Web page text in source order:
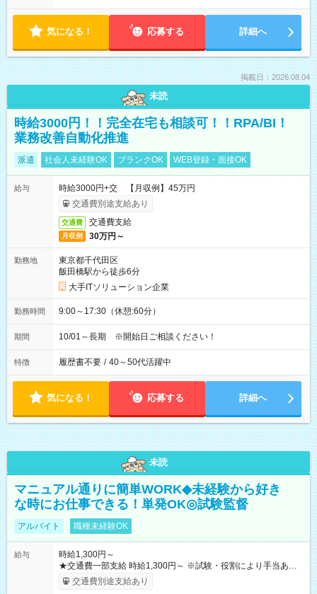
気になる！ 応募する 詳細へ
掲載日：2026.08.04
未読
時給3000円！！完全在宅も相談可！！RPA/BI！
業務改善自動化推進
派遣 社会人未経験OK ブランクOK WEB登録・面接OK
給与
時給3000円+交 【月収例】45万円
交通費別途支給あり
交通費 交通費支給
月収例 30万円～
勤務地
東京都千代田区
飯田橋駅から徒歩6分
大手ITソリューション企業
勤務時間 9:00～17:30（休憩:60分）
期間 10/01～長期 ※開始日ご相談ください！
特徴 履歴書不要 / 40～50代活躍中
気になる！ 応募する 詳細へ
未読
マニュアル通りに簡単WORK◆未経験から好き
な時にお仕事できる！単発OK◎試験監督
アルバイト 職種未経験OK
給与
時給1,300円～
★交通費一部支給 時給1,300円～ ※試験・役割により手当あり
※勤務回数により昇給あり 【即給（前払い）オプションあ
り！】 希望される場合、勤務から1週間ほどで給与の一部を受け
交通費別途支給あり